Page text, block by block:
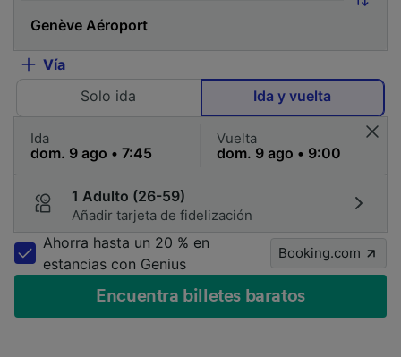
Vía
Solo ida
Ida y vuelta
Ida Vuelta
1 Adulto (26-59)
Añadir tarjeta de fidelización
Ahorra hasta un 20 % en
estancias con Genius
Booking.com
Encuentra billetes baratos